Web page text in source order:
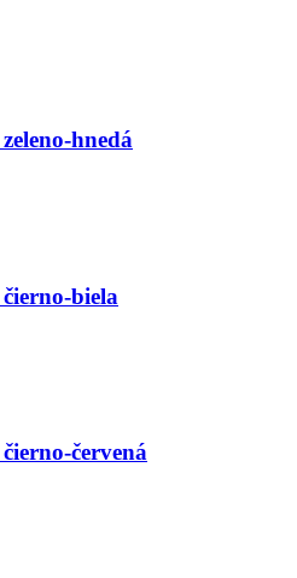
hnedá
biela
červená